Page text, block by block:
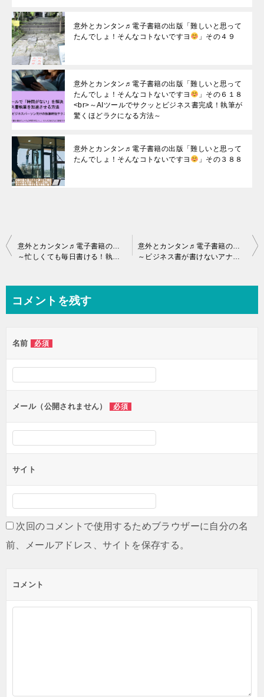
意外とカンタン♬電子書籍の出版「難しいと思って
たんでしょ！そんなコトないですヨ
」その４９
意外とカンタン♬電子書籍の出版「難しいと思って
たんでしょ！そんなコトないですヨ
」その６１８
<br>～AIツールでサクッとビジネス書完成！執筆が
驚くほどラクになる方法～
意外とカンタン♬電子書籍の出版「難しいと思って
たんでしょ！そんなコトないですヨ
」その３８８
投
ビ
ー
意外とカンタン♬電子書籍の出版「難しいと思ってたんでしょ！そんなコトないですヨ
～忙しくても毎日書ける！執筆時間を生み出す5つの習慣～
意外とカンタン♬電子書籍の出版「難しいと思ってたんでしょ！そんなコトないですヨ
～ビジネス書が書けないアナタへ | 時間を生み出すヒントと、その本当の原因～
コメントを残す
名前 必須
メール（公開されません） 必須
サイト
次回のコメントで使用するためブラウザーに自分の名
前、メールアドレス、サイトを保存する。
コメント